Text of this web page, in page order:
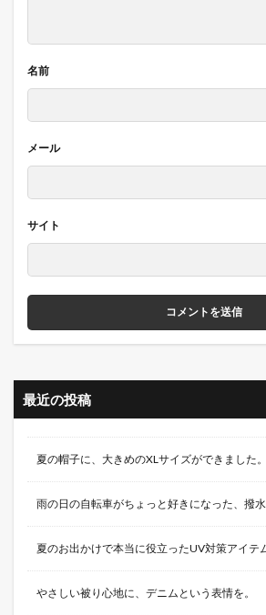
名前
メール
サイト
最近の投稿
夏の帽子に、大きめのXLサイズができました。
雨の日の自転車がちょっと好きになった、撥
夏のお出かけで本当に役立ったUV対策アイテ
やさしい被り心地に、デニムという表情を。